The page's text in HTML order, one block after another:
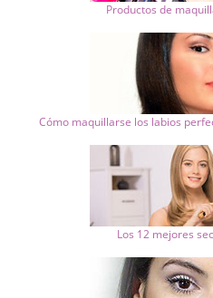
Productos de
Cómo maquillarse los labios
Los 12 mejores